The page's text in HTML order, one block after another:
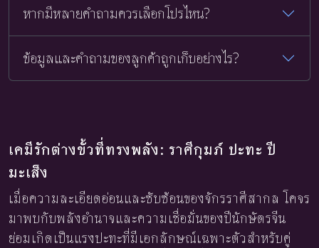
หากมีหลายคำถามควรเลือกโปรไหน?
ข้อมูลและคำถามของลูกค้าถูกเก็บอย่างไร?
เคมีรักต่างขั้วที่ทรงพลัง: ราศีกุมภ์ ปะทะ ปี
มะเส็ง
เมื่อความละเอียดอ่อนและซับซ้อนของจักรราศีสากล โคจร
มาพบกับพลังอำนาจและความเชื่อมั่นของปีนักษัตรจีน
ย่อมเกิดเป็นแรงปะทะที่มีเอกลักษณ์เฉพาะตัวสำหรับคู่